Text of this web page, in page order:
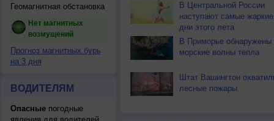
Геомагнитная обстановка
Нет магнитных
возмущений
Прогноз магнитных бурь
на 3 дня
ВОДИТЕЛЯМ
Опасныепогодные
В Центральной России
наступают самые жаркие
дни этого лета
В Приморье обнаружены
морские волны тепла
Штат Вашингтон
лесные пожары